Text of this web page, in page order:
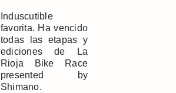
Induscutible
favorita. Ha vencido
todas las etapas y
ediciones de La
Rioja Bike Race
presented by
Shimano.